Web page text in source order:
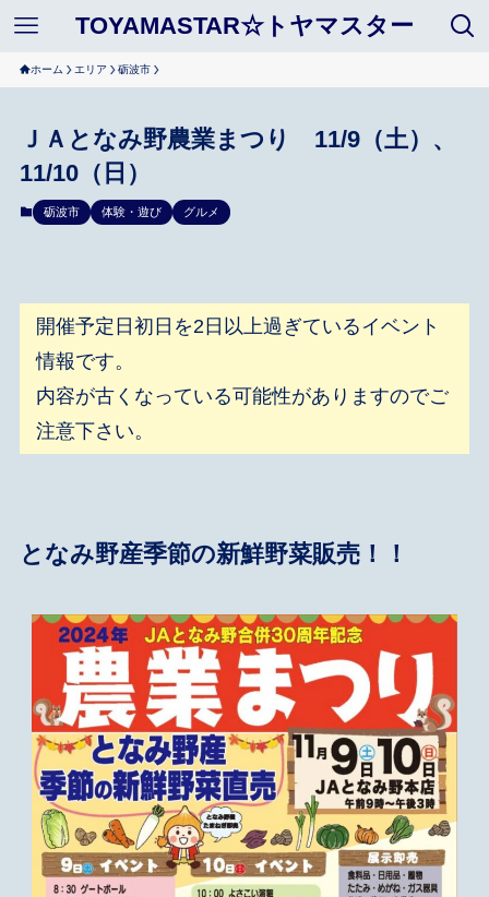
TOYAMASTAR☆トヤマスター
ホーム エリア 砺波市
ＪＡとなみ野農業まつり 11/9（土）、
11/10（日）
砺波市 体験・遊び グルメ
開催予定日初日を2日以上過ぎているイベント
情報です。
内容が古くなっている可能性がありますのでご
注意下さい。
となみ野産季節の新鮮野菜販売！！